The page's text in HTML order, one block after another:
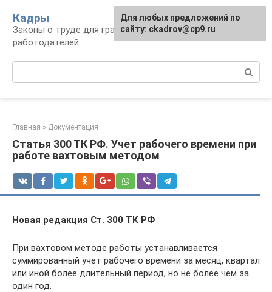
контенту
Кадры
Законы о труде для граждан и
работодателей
Главная » Документация
Статья 300 ТК РФ. Учет рабочего времени при
работе вахтовым методом
Новая редакция Ст. 300 ТК РФ
При вахтовом методе работы устанавливается
суммированный учет рабочего времени за месяц, квартал
или иной более длительный период, но не более чем за
один год.
Для любых предложений по
сайту: ckadrov@cp9.ru